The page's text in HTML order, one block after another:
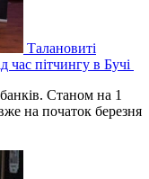
Талановиті
час пітчингу в Бучі
банків. Станом на 1
на початок березня